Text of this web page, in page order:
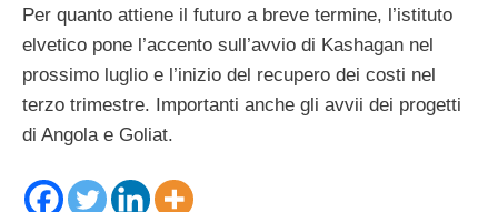
Per quanto attiene il futuro a breve termine, l’istituto
elvetico pone l’accento sull’avvio di Kashagan nel
prossimo luglio e l’inizio del recupero dei costi nel
terzo trimestre. Importanti anche gli avvii dei progetti
di Angola e Goliat.